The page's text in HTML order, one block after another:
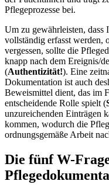
Pflegeprozesse bei.
Um zu gewährleisten, dass
vollständig erfasst werden,
vergessen, sollte die
knapp nach dem Ereignis/
(Authentizität!). Eine
Dokumentation ist auch
Beweismittel dient, das im
entscheidende Rolle spielt (
unzureichenden Einträgen
kommen, wodurch die
ordnungsgemäße Arbeit
Die fünf W-